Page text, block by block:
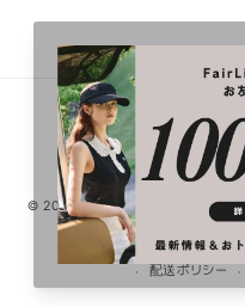
決
済
方
法
© 2026,【公式】Fairliar Japan｜フ
プライバシーポリシー
配送ポリシー